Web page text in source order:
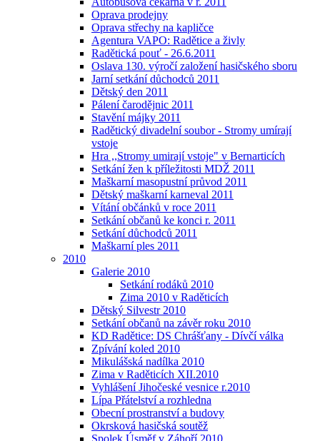
Oprava prodejny
Oprava střechy na kapličce
Agentura VAPO: Radětice a živly
Radětická pouť - 26.6.2011
Oslava 130. výročí založení hasičského sboru
Jarní setkání důchodců 2011
Dětský den 2011
Pálení čarodějnic 2011
Stavění májky 2011
Radětický divadelní soubor - Stromy umírají
vstoje
Hra ,,Stromy umirají vstoje" v Bernarticích
Setkání žen k příležitosti MDŽ 2011
Maškarní masopustní průvod 2011
Dětský maškarní karneval 2011
Vítání občánků v roce 2011
Setkání občanů ke konci r. 2011
Setkání důchodců 2011
Maškarní ples 2011
2010
Galerie 2010
Setkání rodáků 2010
Zima 2010 v Raděticích
Dětský Silvestr 2010
Setkání občanů na závěr roku 2010
KD Radětice: DS Chrášťany - Dívčí válka
Zpívání koled 2010
Mikulášská nadílka 2010
Zima v Raděticích XII.2010
Vyhlášení Jihočeské vesnice r.2010
Lípa Přátelství a rozhledna
Obecní prostranství a budovy
Okrsková hasičská soutěž
Spolek Úsměf v Záhoří 2010